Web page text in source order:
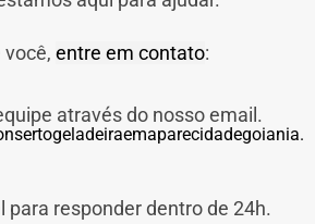
você, entre em contato:
através do nosso email.
para responder dentro de 24h.